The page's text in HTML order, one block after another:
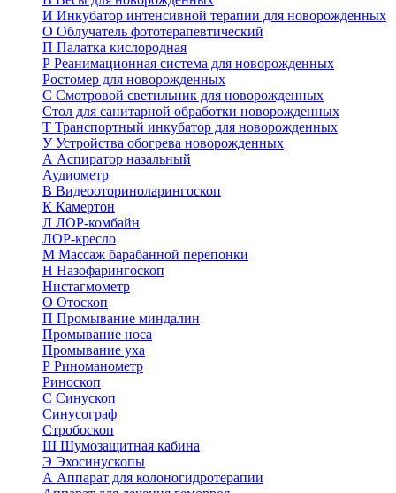
И Инкубатор интенсивной терапии для новорожденных
О Облучатель фототерапевтический
П Палатка кислородная
Р Реанимационная система для новорожденных
Ростомер для новорожденных
С Смотровой светильник для новорожденных
Стол для санитарной обработки новорожденных
Т Транспортный инкубатор для новорожденных
УУстройства обогрева новорожденных
А Аспиратор назальный
Аудиометр
В Видеооториноларингоскоп
К Камертон
Л ЛОР-комбайн
ЛОР-кресло
М Массаж барабанной перепонки
Н Назофарингоскоп
Нистагмометр
О Отоскоп
П Промывание миндалин
Промывание носа
Промывание уха
Р Риноманометр
Риноскоп
С Синускоп
Синусограф
Стробоскоп
Ш Шумозащитная кабина
Э Эхосинускопы
А Аппарат для колоногидротерапии